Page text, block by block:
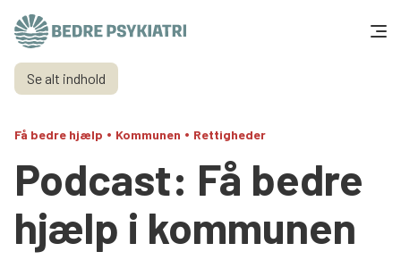
Skip to content
Få hjælp
Tal og fakta
Om os
Vær med
Se alt indhold
Få bedre hjælp • Kommunen • Rettigheder
Podcast: Få bedre
hjælp i kommunen